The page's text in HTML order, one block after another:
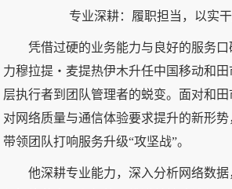
专业深耕：履职担当，以实
凭借过硬的业务能力与良好的服务口
力穆拉提・麦提热伊木升任中国移动和
层执行者到团队管理者的蜕变。面对和
对网络质量与通信体验要求提升的新形势
带领团队打响服务升级“攻坚战”。
他深耕专业能力，深入分析网络数